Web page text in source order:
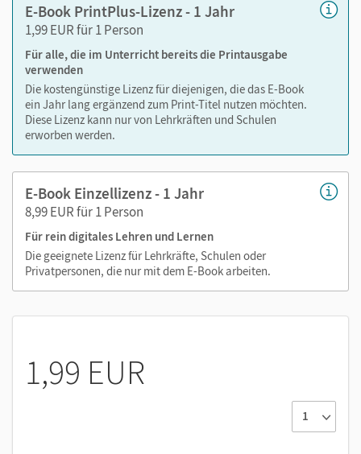
Lesezeichen hinzufügen
Zoomen
E-Book PrintPlus-Lizenz - 1 Jahr
1,99 EUR für 1 Person
Für alle, die im Unterricht bereits die Printausgabe
verwenden
Die kostengünstige Lizenz für diejenigen, die das E-Book
ein Jahr lang ergänzend zum Print-Titel nutzen möchten.
Diese Lizenz kann nur von Lehrkräften und Schulen
erworben werden.
E-Book Einzellizenz - 1 Jahr
8,99 EUR für 1 Person
Für rein digitales Lehren und Lernen
Die geeignete Lizenz für Lehrkräfte, Schulen oder
Privatpersonen, die nur mit dem E-Book arbeiten.
1,99 EUR